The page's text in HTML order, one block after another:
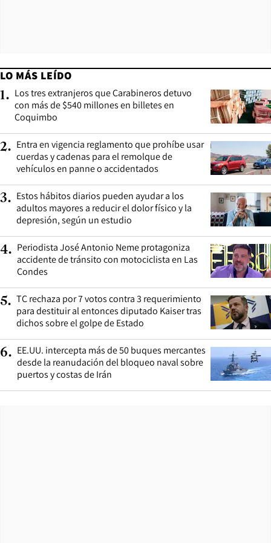
LO MÁS LEÍDO
1. Los tres extranjeros que Carabineros detuvo
con más de $540 millones en billetes en
Coquimbo
2. Entra en vigencia reglamento que prohíbe usar
cuerdas y cadenas para el remolque de
vehículos en panne o accidentados
3. Estos hábitos diarios pueden ayudar a los
adultos mayores a reducir el dolor físico y la
depresión, según un estudio
4. Periodista José Antonio Neme protagoniza
accidente de tránsito con motociclista en Las
Condes
5. TC rechaza por 7 votos contra 3 requerimiento
para destituir al entonces diputado Kaiser tras
dichos sobre el golpe de Estado
6. EE.UU. intercepta más de 50 buques mercantes
desde la reanudación del bloqueo naval sobre
puertos y costas de Irán